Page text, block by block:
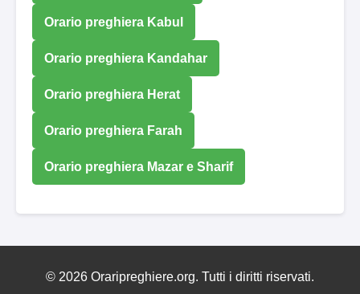
Orario preghiera Kabul
Orario preghiera Kandahar
Orario preghiera Herat
Orario preghiera Farah
Orario preghiera Mazar e Sharif
© 2026 Oraripreghiere.org. Tutti i diritti riservati.